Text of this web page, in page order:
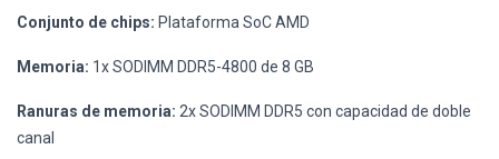
Conjunto de chips: Plataforma SoC AMD
Memoria: 1x SODIMM DDR5-4800 de 8 GB
Ranuras de memoria: 2x SODIMM DDR5 con capacidad de doble
canal